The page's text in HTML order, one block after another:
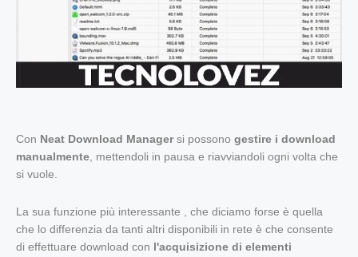
Con Neat Download Managersi possono gestire i download
manualmente, mettendoli in pausa e riavviandoli ogni volta che
si vuole.
La sua funzione più interessante , che diciamo forse è quella
che lo differenzia da tanti altri disponibili in rete è che consente
di effettuare download con l'acquisizione di elementi